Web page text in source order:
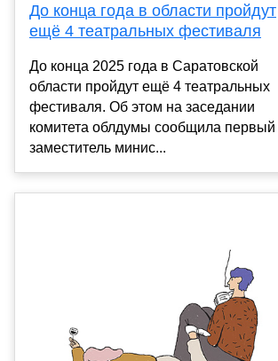
До конца года в области пройдут
ещё 4 театральных фестиваля
До конца 2025 года в Саратовской
области пройдут ещё 4 театральных
фестиваля. Об этом на заседании
комитета облдумы сообщила первый
заместитель минис...